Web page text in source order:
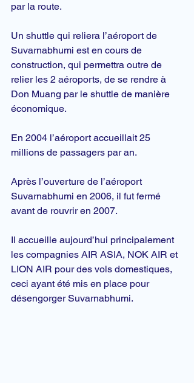
par la route.
Un shuttle qui reliera l’aéroport de
Suvarnabhumi est en cours de
construction, qui permettra outre de
relier les 2 aéroports, de se rendre à
Don Muang par le shuttle de manière
économique.
En 2004 l’aéroport accueillait 25
millions de passagers par an.
Après l’ouverture de l’aéroport
Suvarnabhumi en 2006, il fut fermé
avant de rouvrir en 2007.
Il accueille aujourd’hui principalement
les compagnies AIR ASIA, NOK AIR et
LION AIR pour des vols domestiques,
ceci ayant été mis en place pour
désengorger Suvarnabhumi.